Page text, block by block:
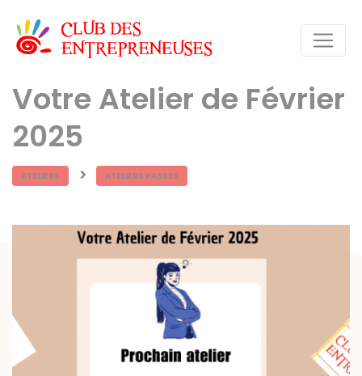
Votre Atelier de Février
2025
ATELIERS ATELIERS PASSÉS